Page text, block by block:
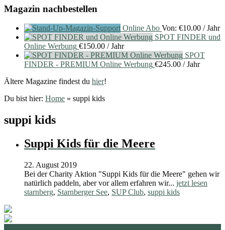
Magazin nachbestellen
Online Abo Von: €10.00 / Jahr
SPOT FINDER und
Online Werbung €150.00 / Jahr
SPOT
FINDER - PREMIUM Online Werbung €245.00 / Jahr
Ältere Magazine findest du hier!
Du bist hier: Home » suppi kids
suppi kids
Suppi Kids für die Meere
22. August 2019
Bei der Charity Aktion "Suppi Kids für die Meere" gehen wir
natürlich paddeln, aber vor allem erfahren wir... jetzt lesen
starnberg, Starnberger See, SUP Club, suppi kids